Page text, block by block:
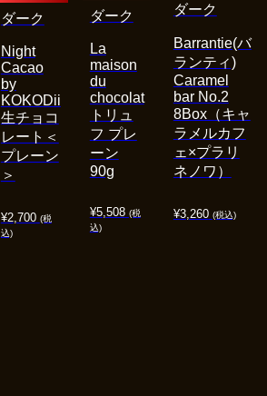
¥2,700 (税
込)
Night
Cacao
by
KOKODii
生チョコ
レート＜
プレーン
＞
ダーク
¥5,508 (税
込)
La
maison
du
chocolat
トリュ
フ プレ
ーン
90g
ダーク
¥3,260 (税込)
Barrantie(バ
ランティ)
Caramel
bar No.2
8Box（キャ
ラメルカフ
ェ×プラリ
ネノワ）
ダーク